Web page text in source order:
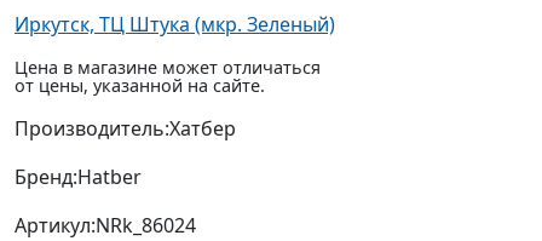
Иркутск, ТЦ Штука (мкр. Зеленый)
Цена в магазине может отличаться
от цены, указанной на сайте.
Производитель:Хатбер
Бренд:Hatber
Артикул:NRk_86024